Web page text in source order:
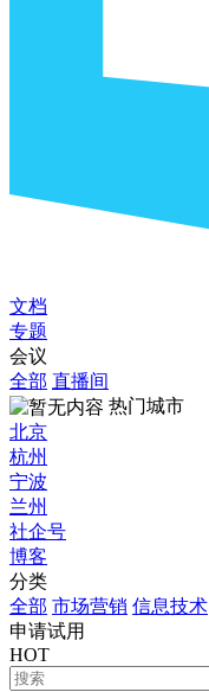
文档
专题
会议
全部 直播间
热门城市
北京
杭州
宁波
兰州
社企号
博客
分类
全部 市场营销 信息技术
申请试用
HOT